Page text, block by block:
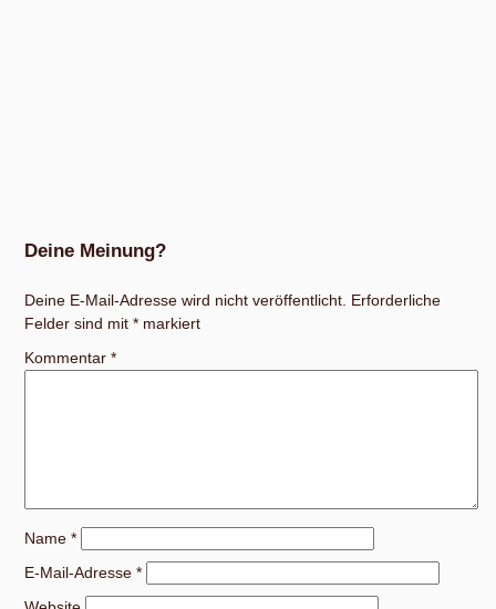
Deine Meinung?
Deine E-Mail-Adresse wird nicht veröffentlicht. Erforderliche
Felder sind mit* markiert
Kommentar*
Name*
E-Mail-Adresse*